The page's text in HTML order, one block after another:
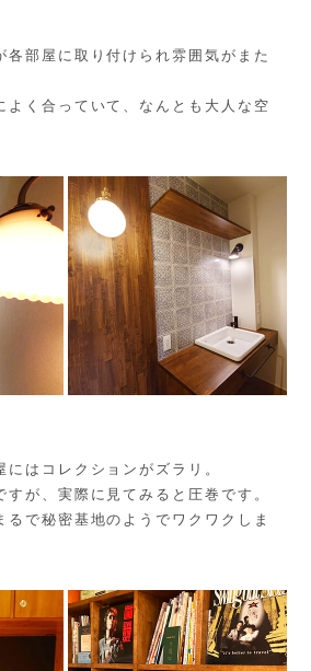
各部屋に取り付けられ雰囲気がまた
よく合っていて、なんとも大人な空
はコレクションがズラリ。
が、実際に見てみると圧巻です。
るで秘密基地のようでワクワクしま